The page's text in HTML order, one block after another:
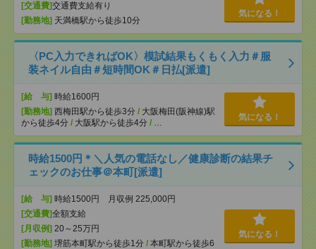
[交通費]交通費支給有り
[勤務地] 天満橋駅から徒歩10分
気になる！
〈PC入力できればOK〉模試結果もくもく入力＃服
装ネイル自由＃短時間OK＃日払[派遣]
[給 与] 時給1600円
[勤務地] 西梅田駅から徒歩3分 / 大阪梅田(阪神線)駅
から徒歩4分 / 大阪駅から徒歩4分 / …
気になる！
時給1500円＊＼人気の電話なし／健康診断の結果チ
ェックのお仕事＠本町[派遣]
[給 与] 時給1500円 月収例 225,000円
[交通費]全額支給
[月収例] 20～25万円
[勤務地] 堺筋本町駅から徒歩1分 / 本町駅から徒歩6
気になる！